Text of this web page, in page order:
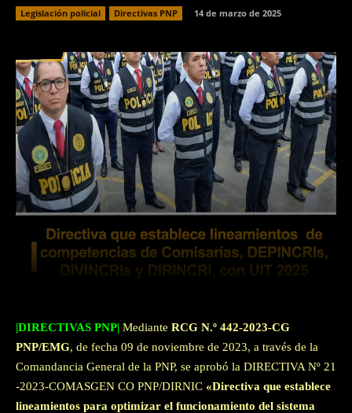
Legislación policial Directivas PNP 14 de marzo de 2025
Facebook Twitter WhatsApp
|DIRECTIVAS PNP| Mediante RCG N.º 442-2023-CG
PNP/EMG, de fecha 09 de noviembre de 2023, a través de la
Comandancia General de la PNP, se aprobó la DIRECTIVA Nº 21
-2023-COMASGEN CO PNP/DIRNIC «Directiva que establece
lineamientos para optimizar el funcionamiento del sistema